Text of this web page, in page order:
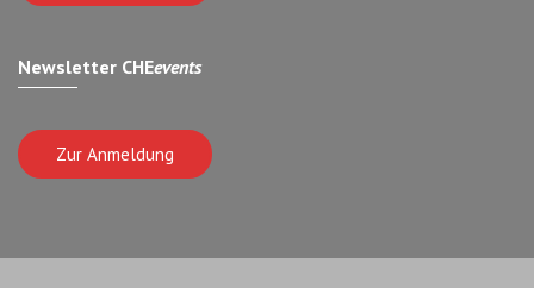
Newsletter CHEevents
Zur Anmeldung